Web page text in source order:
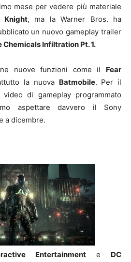
mese per vedere più materiale
Knight, ma la Warner Bros. ha
un nuovo gameplay trailer
Chemicals Infiltration Pt. 1.
nuove funzioni come il Fear
la nuova Batmobile. Per il
di gameplay programmato
aspettare davvero il Sony
a dicembre.
Entertainment e DC